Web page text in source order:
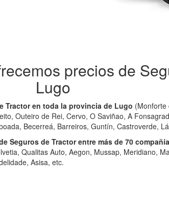
precios de
Lugo
Tractor en toda la provincia de Lugo (Monforte
Outeiro de Rei, Cervo, O Saviñao, A
Becerreá, Barreiros, Guntín, Castroverde,
Seguros de Tractor entre más de 70
Qualitas Auto, Aegon, Mussap, Meridiano,
Asisa, etc.